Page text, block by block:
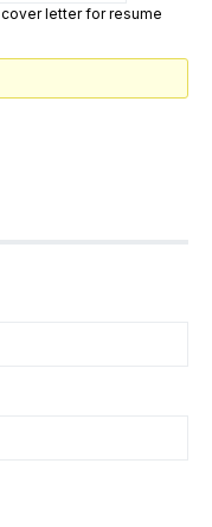
letter for resume